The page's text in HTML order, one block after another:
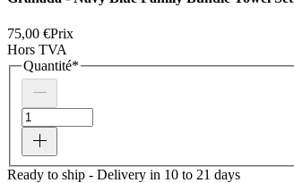
75,00 €Prix
Hors TVA
Quantité*
Ready to ship - Delivery in 10 to 21 days